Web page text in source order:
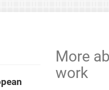
More
work